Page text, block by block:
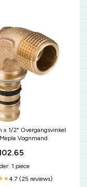
x 1/2" Overgangsvinkel
Vognmand
1 piece
4.7 (25 reviews)